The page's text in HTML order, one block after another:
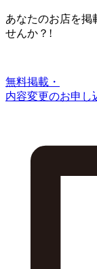
あなたのお店を掲
せんか？!
無料掲載・
内容変更のお申し